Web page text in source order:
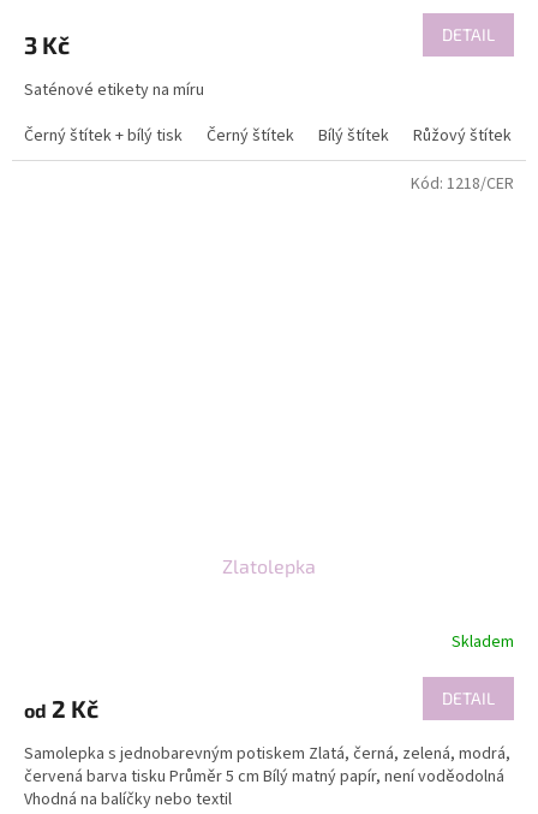
3 Kč DETAIL
Saténové etikety na míru
Černý štítek + bílý tisk
Černý štítek Bílý štítek Růžový štítek
Zlatolepka
Skladem
od 2 Kč DETAIL
Samolepka s jednobarevným potiskem Zlatá, černá, zelená, modrá,
červená barva tisku Průměr 5 cm Bílý matný papír, není voděodolná
Vhodná na balíčky nebo textil
Kód: 1218/CER